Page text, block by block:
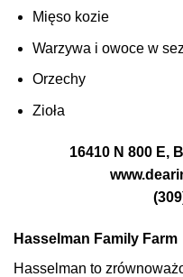
Mięso kozie
Warzywa i owoce w
Orzechy
Zioła
16410 N 800 E,
Hasselman Family Farm
Hasselman to